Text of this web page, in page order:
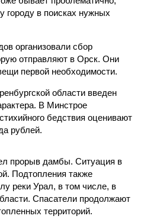
городу в поисках нужных
организовали сбор
отправляют в Орск. Они
первой необходимости.
области введен
В Минстрое
бедствия оценивают
рублей.
прорыв дамбы. Ситуация в
Подтопления также
реки Урал, в том числе, в
Спасатели продолжают
территорий.